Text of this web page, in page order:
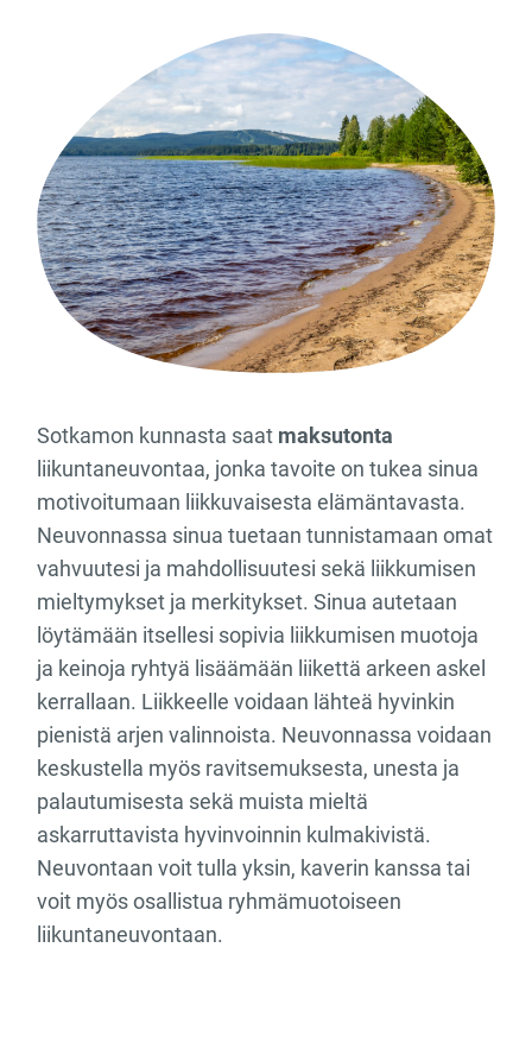
Sotkamon kunnasta saat maksutonta
liikuntaneuvontaa, jonka tavoite on tukea sinua
motivoitumaan liikkuvaisesta elämäntavasta.
Neuvonnassa sinua tuetaan tunnistamaan omat
vahvuutesi ja mahdollisuutesi sekä liikkumisen
mieltymykset ja merkitykset. Sinua autetaan
löytämään itsellesi sopivia liikkumisen muotoja
ja keinoja ryhtyä lisäämään liikettä arkeen askel
kerrallaan. Liikkeelle voidaan lähteä hyvinkin
pienistä arjen valinnoista. Neuvonnassa voidaan
keskustella myös ravitsemuksesta, unesta ja
palautumisesta sekä muista mieltä
askarruttavista hyvinvoinnin kulmakivistä.
Neuvontaan voit tulla yksin, kaverin kanssa tai
voit myös osallistua ryhmämuotoiseen
liikuntaneuvontaan.